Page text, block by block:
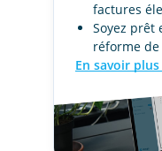
factures
Soyez prêt
réforme de
En savoir plus